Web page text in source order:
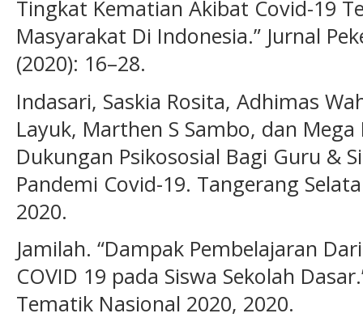
Tingkat Kematian Akibat Covid-19
Masyarakat Di Indonesia.” Jurnal
(2020): 16–28.
Indasari, Saskia Rosita, Adhimas
Layuk, Marthen S Sambo, dan
Dukungan Psikososial Bagi Guru &
Pandemi Covid-19. Tangerang
2020.
Jamilah. “Dampak Pembelajaran
COVID 19 pada Siswa Sekolah
Tematik Nasional 2020, 2020.